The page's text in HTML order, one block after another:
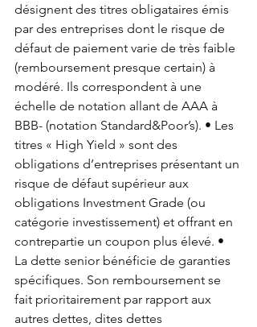
désignent des titres obligataires émis
par des entreprises dont le risque de
défaut de paiement varie de très faible
(remboursement presque certain) à
modéré. Ils correspondent à une
échelle de notation allant de AAA à
BBB- (notation Standard&Poor’s). • Les
titres « High Yield » sont des
obligations d’entreprises présentant un
risque de défaut supérieur aux
obligations Investment Grade (ou
catégorie investissement) et offrant en
contrepartie un coupon plus élevé. •
La dette senior bénéficie de garanties
spécifiques. Son remboursement se
fait prioritairement par rapport aux
autres dettes, dites dettes